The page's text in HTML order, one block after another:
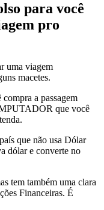
para você
pro
uma viagem
macetes.
a passagem
que você
que não usa Dólar
dólar e converte no
tem também uma clara
Financeiras. É